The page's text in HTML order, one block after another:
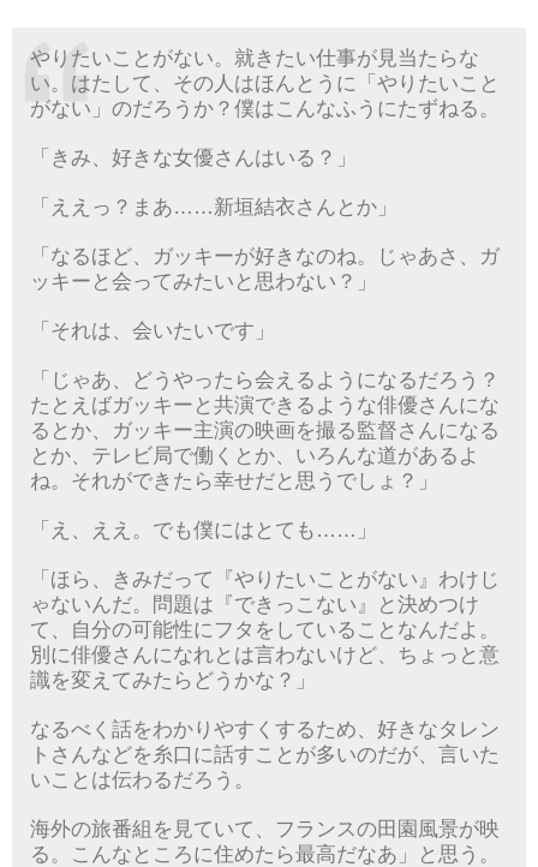
やりたいことがない。就きたい仕事が見当たらな
い。はたして、その人はほんとうに「やりたいこと
がない」のだろうか？僕はこんなふうにたずねる。
「きみ、好きな女優さんはいる？」
「ええっ？まあ……新垣結衣さんとか」
「なるほど、ガッキーが好きなのね。じゃあさ、ガ
ッキーと会ってみたいと思わない？」
「それは、会いたいです」
「じゃあ、どうやったら会えるようになるだろう？
たとえばガッキーと共演できるような俳優さんにな
るとか、ガッキー主演の映画を撮る監督さんになる
とか、テレビ局で働くとか、いろんな道があるよ
ね。それができたら幸せだと思うでしょ？」
「え、ええ。でも僕にはとても……」
「ほら、きみだって『やりたいことがない』わけじ
ゃないんだ。問題は『できっこない』と決めつけ
て、自分の可能性にフタをしていることなんだよ。
別に俳優さんになれとは言わないけど、ちょっと意
識を変えてみたらどうかな？」
なるべく話をわかりやすくするため、好きなタレン
トさんなどを糸口に話すことが多いのだが、言いた
いことは伝わるだろう。
海外の旅番組を見ていて、フランスの田園風景が映
る。こんなところに住めたら最高だなあ」と思う。